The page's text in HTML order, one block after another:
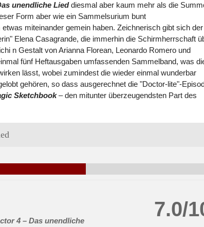
unendliche Lieddiesmal aber kaum mehr als die
Form aber wie ein Sammelsurium bunt
miteinander gemein haben. Zeichnerisch gibt sich der
Elena Casagrande, die immerhin die Schirmherrschaft
n Gestalt von Arianna Florean, Leonardo Romero und
fünf Heftausgaben umfassenden Sammelband, was
lässt, wobei zumindest die wieder einmal wunderbar
gehören, so dass ausgerechnet die "Doctor-lite"-
Sketchbook– den mitunter überzeugendsten Part des
4 – Das unendliche
7.0/